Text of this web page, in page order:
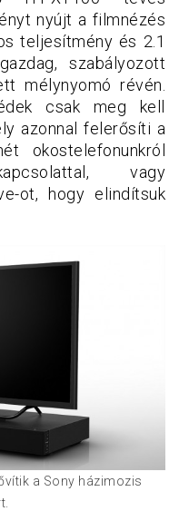
nyújt a filmnézés
teljesítmény és 2.1
szabályozott
mélynyomó révén.
csak meg kell
azonnal felerősíti a
okostelefonunkról
vagy
ot, hogy elindítsuk
a Sony házimozis